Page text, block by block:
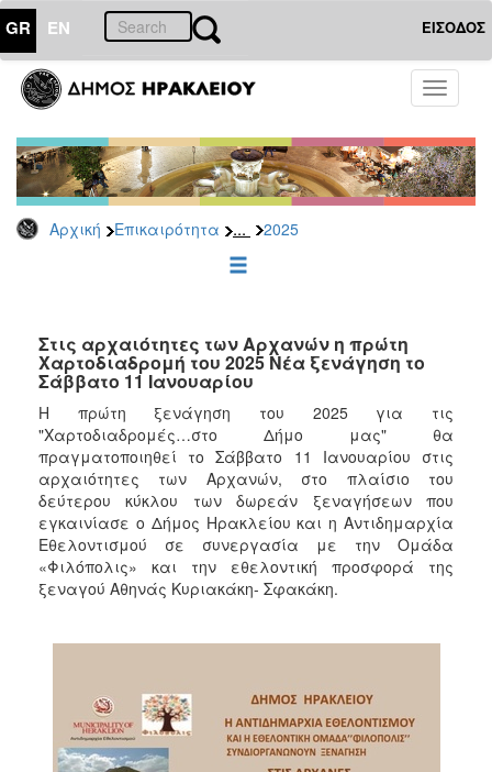
GR EN ΕΙΣΟΔΟΣ
Toggle
Αρχική Επικαιρότητα ... 2025
ΕΠΙΚΑΙΡΟΤΗΤΑ
Τύπου
Αρχείο
2026
2025
2022
2021
2020
2019
2018
2017
2016
2015
2012
2010
2006
Στις αρχαιότητες των Αρχανών η πρώτη
Χαρτοδιαδρομή του 2025 Νέα ξενάγηση το
Σάββατο 11 Ιανουαρίου
Η πρώτη ξενάγηση του 2025 για τις
"Χαρτοδιαδρομές…στο Δήμο μας" θα
πραγματοποιηθεί το Σάββατο 11 Ιανουαρίου στις
αρχαιότητες των Αρχανών, στο πλαίσιο του
δεύτερου κύκλου των δωρεάν ξεναγήσεων που
εγκαινίασε ο Δήμος Ηρακλείου και η Αντιδημαρχία
Εθελοντισμού σε συνεργασία με την Ομάδα
«Φιλόπολις» και την εθελοντική προσφορά της
ξεναγού Αθηνάς Κυριακάκη- Σφακάκη.